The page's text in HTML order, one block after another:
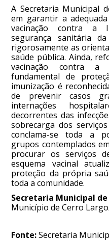
A Secretaria Municipal
em garantir a
vacinação contra a
segurança sanitária
rigorosamente as
saúde pública. Ainda,
vacinação contra a
fundamental de
imunização é
de prevenir casos
internações
decorrentes das
sobrecarga dos
conclama-se toda a
grupos contemplados
procurar os serviços
esquema vacinal
proteção da própria
toda a comunidade.
Secretaria Municipal de
Município de Cerro
Fonte:Secretaria